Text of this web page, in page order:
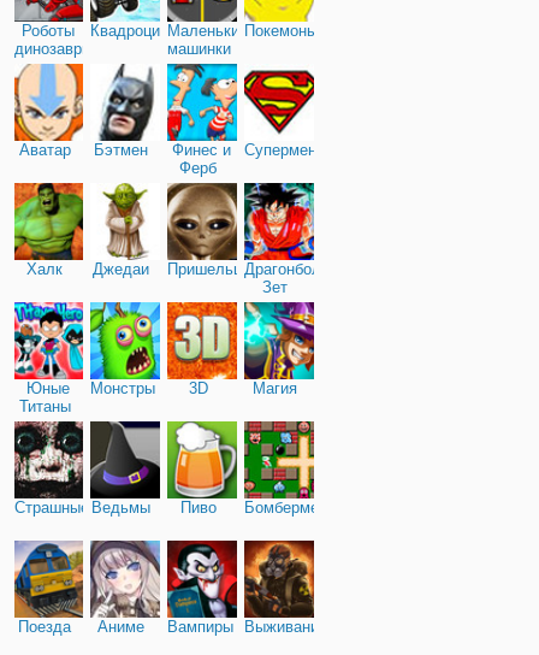
Роботы
динозавры
КвадроциклыМаленькие
машинки
Покемоны
Аватар Бэтмен
Финес и
Ферб
Супермен
Халк Джедаи ПришельцыДрагонболл
Зет
Юные
Титаны
Монстры 3D Магия
Страшные Ведьмы Пиво Бомбермен
Поезда Аниме Вампиры Выживание